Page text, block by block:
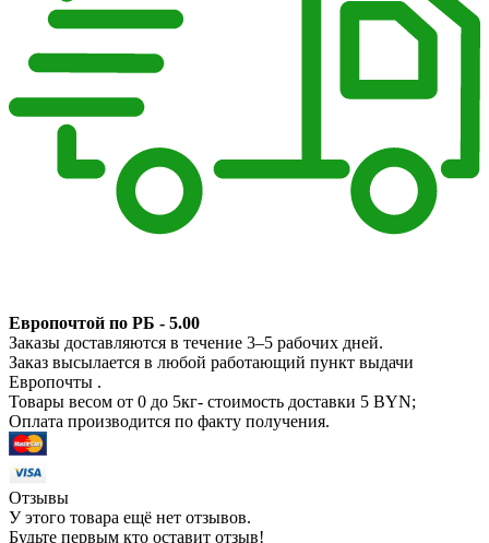
Европочтой по РБ - 5.00
Заказы доставляются в течение 3–5 рабочих дней.
Заказ высылается в любой работающий пункт выдачи
Европочты .
Товары весом от 0 до 5кг- стоимость доставки 5 BYN;
Оплата производится по факту получения.
Отзывы
У этого товара ещё нет отзывов.
Будьте первым кто оставит отзыв!